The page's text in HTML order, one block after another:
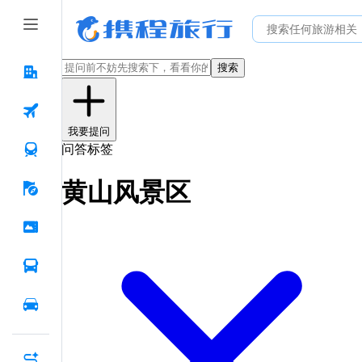
搜索
我要提问
问答标签
黄山风景区